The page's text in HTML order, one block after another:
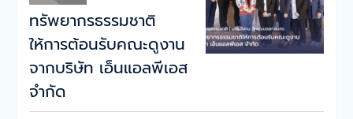
ทรัพยากรธรรมชาติ
ให้การต้อนรับคณะดูงาน
จากบริษัท เอ็นแอลพีเอส
จำกัด